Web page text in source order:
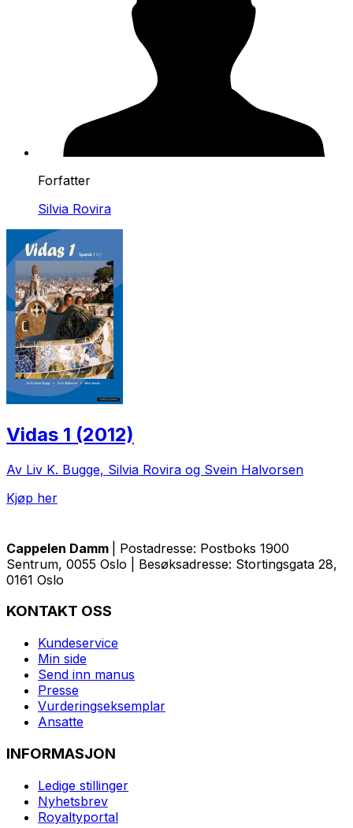
Forfatter
Silvia Rovira
Vidas 1 (2012)
Av Liv K. Bugge, Silvia Rovira og Svein Halvorsen
Kjøp her
Cappelen Damm
| Postadresse: Postboks 1900
Sentrum, 0055 Oslo | Besøksadresse: Stortingsgata 28,
0161 Oslo
KONTAKT OSS
Kundeservice
Min side
Send inn manus
Presse
Vurderingseksemplar
Ansatte
INFORMASJON
Ledige stillinger
Nyhetsbrev
Royaltyportal